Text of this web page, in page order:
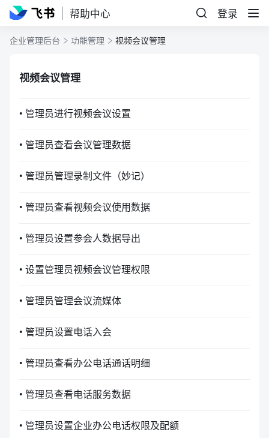
帮助中心 登录
企业管理后台 功能管理 视频会议管理
视频会议管理
• 管理员进行视频会议设置
• 管理员查看会议管理数据
• 管理员管理录制文件（妙记）
• 管理员查看视频会议使用数据
• 管理员设置参会人数据导出
• 设置管理员视频会议管理权限
• 管理员管理会议流媒体
• 管理员设置电话入会
• 管理员查看办公电话通话明细
• 管理员查看电话服务数据
• 管理员设置企业办公电话权限及配额